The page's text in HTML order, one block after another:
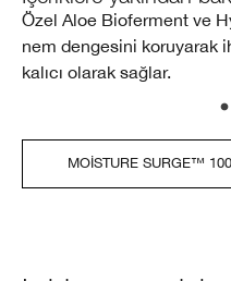
Özel Aloe Bioferment ve
nem dengesini koruyarak
kalıcı olarak sağlar.
MOISTURE SURGE™